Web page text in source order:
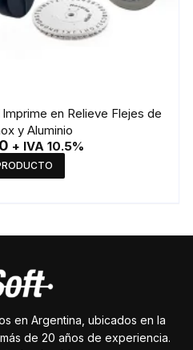
Imprime en Relieve Flejes de
y Aluminio
+ IVA 10.5%
en Argentina, ubicados en la
de 20 años de experiencia.